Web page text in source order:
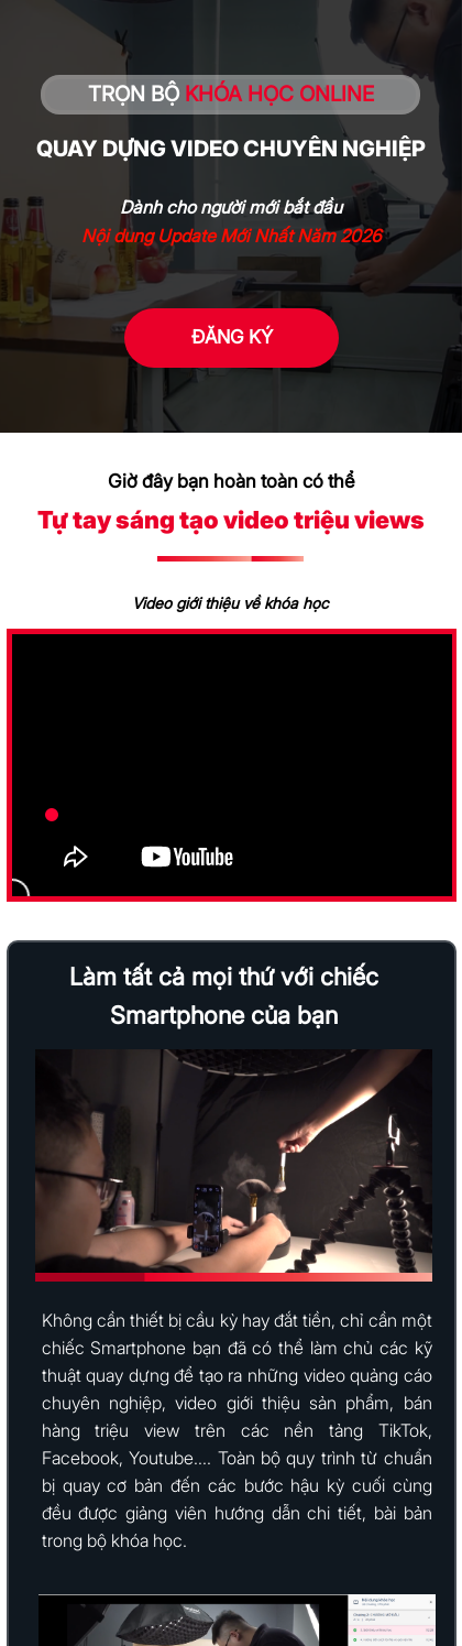
TRỌN BỘ KHÓA HỌC ONLINE
QUAY DỰNG VIDEO CHUYÊN NGHIỆP
Dành cho người mới bắt đầu
ĐĂNG KÝ
Nội dung Update Mới Nhất Năm 2026
Giờ đây bạn hoàn toàn có thể
Video giới thiệu về khóa học
Tự tay sáng tạo video triệu views
Làm tất cả mọi thứ với chiếc
Smartphone của bạn
Không cần thiết bị cầu kỳ hay đắt tiền, chỉ cần một
chiếc Smartphone bạn đã có thể làm chủ các kỹ
thuật quay dựng để tạo ra những video quảng cáo
chuyên nghiệp, video giới thiệu sản phẩm, bán
hàng triệu view trên các nền tảng TikTok,
Facebook, Youtube.... Toàn bộ quy trình từ chuẩn
bị quay cơ bản đến các bước hậu kỳ cuối cùng
đều được giảng viên hướng dẫn chi tiết, bài bản
trong bộ khóa học.